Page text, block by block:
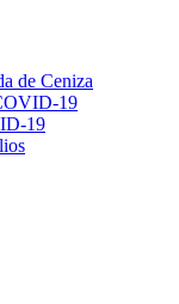
de Ceniza
19
19